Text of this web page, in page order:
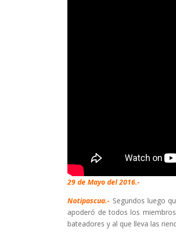
29 de Mayo del 2016.-
Notipascua.- Segundos luego
apoderó de todos los
bateadores y al que lleva las